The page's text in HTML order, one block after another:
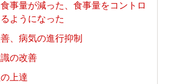
事量が減った、食事量をコントロ
ようになった
、病気の進行抑制
の改善
上達